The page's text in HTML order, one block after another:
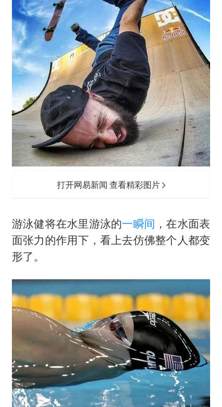
打开网易新闻 查看精彩图片
游泳健将在水里游泳的一瞬间 ，在水面表
面张力的作用下，看上去仿佛整个人都变
形了。